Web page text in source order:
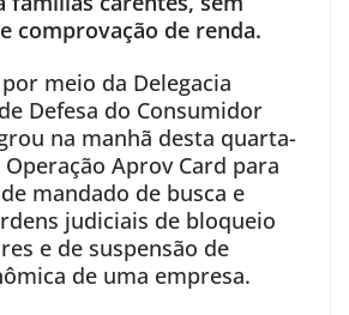
comprovação de renda.
meio da Delegacia
Defesa do Consumidor
na manhã desta quarta-
Aprov Card para
mandado de busca e
judiciais de bloqueio
e de suspensão de
de uma empresa.